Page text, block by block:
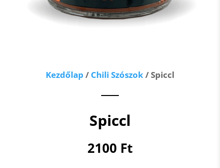
Kezdőlap / Chili Szószok/ Spiccl
Spiccl
2100 Ft